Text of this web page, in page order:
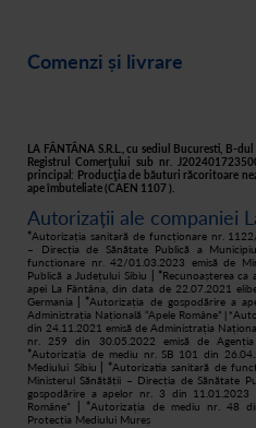
Recomandă un prieten
Filtre apă acasă
Creează-ți cont
Asistență
Comenzi și livrare
Livrare
Retur
Cum cumpăr
LA FÂNTÂNA S.R.L., cu sediul Bucuresti, B-
Registrul Comerţului sub nr.
principal: Producţia de băuturi răcoritoare
ape îmbuteliate (CAEN 1107 ).
Autorizații ale companiei
*Autorizația sanitară de funcționare nr.
– Direcția de Sănătate Publică a
funcționare nr. 42/01.03.2023 emisă de
Publică a Județului Sibiu
| *Recunoașterea ca
apei La Fântâna, din data de 22.07.2021
Germania
| *Autorizația de gospodărire a
Administrația Națională “Apele Române”
| *
din 24.11.2021 emisă de Administrația
nr. 259 din 30.05.2022 emisă de
*Autorizația de mediu nr. SB 101 din
Mediului Sibiu | *Autorizatia sanitară de
Ministerul Sănătății – Direcția de Sănătate
gospodărire a apelor nr. 3 din 11.01.2023
Române”
| *Autorizația de mediu nr. 48
Protecția Mediului Mureș